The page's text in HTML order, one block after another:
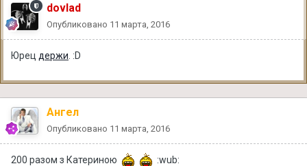
dovlad
Опубликовано 11 марта, 2016
Юрец держи . :D
Ангел
Опубликовано 11 марта, 2016
200 разом з Катериною :wub: